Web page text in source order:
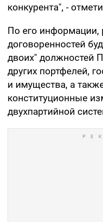
конкурента", -
По его информации,
договоренностей
двоих" должностей
других портфелей,
и имущества, а
конституционные
двухпартийной